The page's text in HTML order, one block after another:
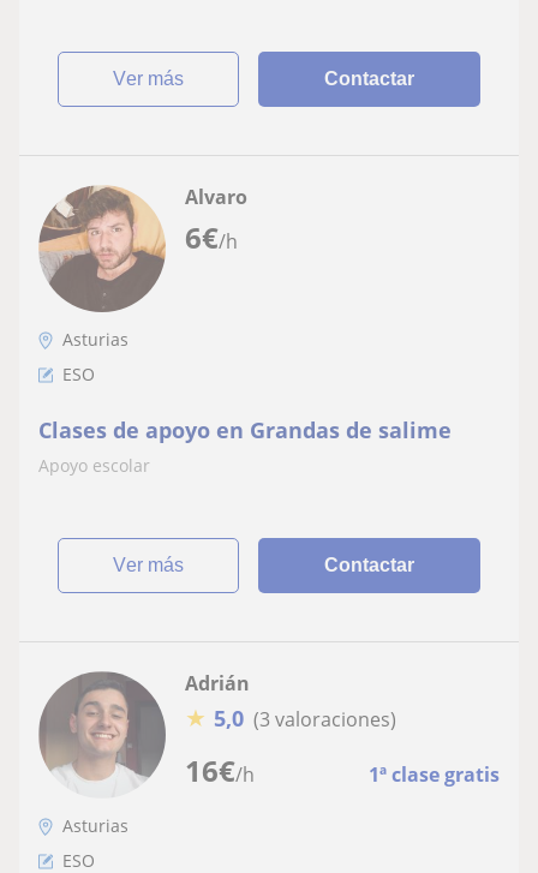
ver más Contactar
6€/h
Alvaro
Asturias
ESO
Clases de apoyo en Grandas de salime
Apoyo escolar
ver más Contactar
16€/h 1ª clase gratis
Adrián
★ 5,0 (3 valoraciones)
Asturias
ESO